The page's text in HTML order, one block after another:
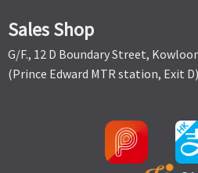
Sales Shop
G/F., 12 D Boundary Street,
(Prince Edward MTR station, Exit D)